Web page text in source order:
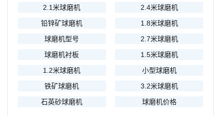
2.1米球磨机
2.4米球磨机
铅锌矿球磨机
1.8米球磨机
球磨机型号
2.7米球磨机
球磨机衬板
1.5米球磨机
1.2米球磨机
小型球磨机
铁矿球磨机
3.2米球磨机
石英砂球磨机
球磨机价格